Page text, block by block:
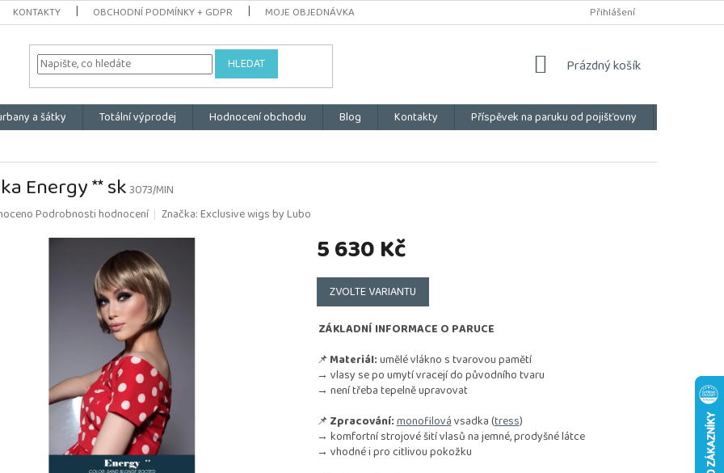
KONTAKTY OBCHODNÍ PODMÍNKY + GDPR MOJE OBJEDNÁVKA Přihlášení
HLEDAT
NÁKUPNÍ
Prázdný košík
a šátky Totální výprodej Hodnocení obchodu Blog Kontakty Příspěvek na paruku od pojišťovny
Energy ** sk3073/MIN
Podrobnosti hodnocení Značka:Exclusive wigs by Lubo
5 630 Kč
Měrná
cena:
ZVOLTE VARIANTU
ZÁKLADNÍ INFORMACE O PARUCE
📌Materiál:umělé vlákno s tvarovou pamětí
→ vlasy se po umytí vracejí do původního tvaru
→ není třeba tepelně upravovat
📌Zpracování:monofilovávsadka (tress)
→ komfortní strojové šití vlasů na jemné, prodyšné látce
→ vhodné i pro citlivou pokožku